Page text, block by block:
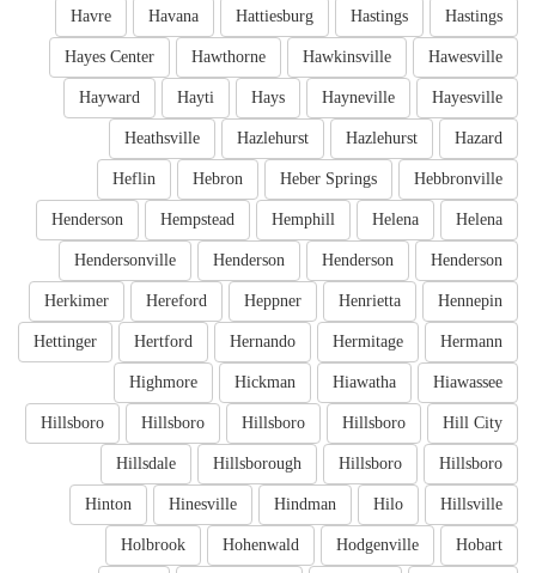
Hastings
Hastings
Hattiesburg
Havana
Havre
Hawesville
Hawkinsville
Hawthorne
Hayes Center
Hayesville
Hayneville
Hays
Hayti
Hayward
Hazard
Hazlehurst
Hazlehurst
Heathsville
Hebbronville
Heber Springs
Hebron
Heflin
Helena
Helena
Hemphill
Hempstead
Henderson
Henderson
Henderson
Henderson
Hendersonville
Hennepin
Henrietta
Heppner
Hereford
Herkimer
Hermann
Hermitage
Hernando
Hertford
Hettinger
Hiawassee
Hiawatha
Hickman
Highmore
Hill City
Hillsboro
Hillsboro
Hillsboro
Hillsboro
Hillsboro
Hillsboro
Hillsborough
Hillsdale
Hillsville
Hilo
Hindman
Hinesville
Hinton
Hobart
Hodgenville
Hohenwald
Holbrook